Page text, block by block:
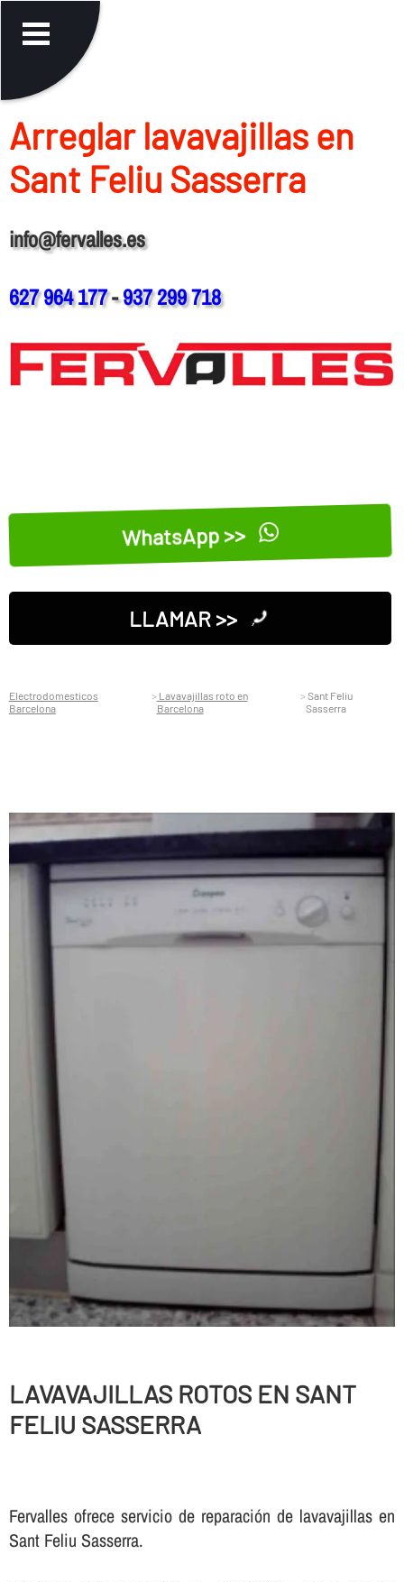
Arreglar lavavajillas en
Sant Feliu Sasserra
info@fervalles.es
627 964 177-937 299 718
WhatsApp >>
LLAMAR >>
Electrodomesticos
Barcelona
Lavavajillas roto en
Barcelona
Sant Feliu
Sasserra
LAVAVAJILLAS ROTOS EN SANT
FELIU SASSERRA
Fervalles ofrece servicio de reparación de lavavajillas en
Sant Feliu Sasserra.